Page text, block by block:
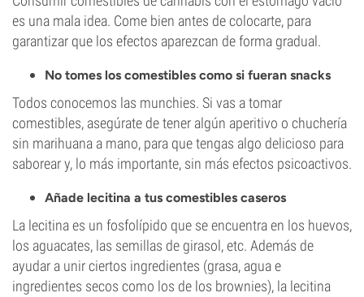
es una mala idea. Come bien antes de colocarte, para
garantizar que los efectos aparezcan de forma gradual.
No tomes los comestibles como si fueran snacks
Todos conocemos las munchies. Si vas a tomar
comestibles, asegúrate de tener algún aperitivo o chuchería
sin marihuana a mano, para que tengas algo delicioso para
saborear y, lo más importante, sin más efectos psicoactivos.
Añade lecitina a tus comestibles caseros
La lecitina es un fosfolípido que se encuentra en los huevos,
los aguacates, las semillas de girasol, etc. Además de
ayudar a unir ciertos ingredientes (grasa, agua e
ingredientes secos como los de los brownies), la lecitina